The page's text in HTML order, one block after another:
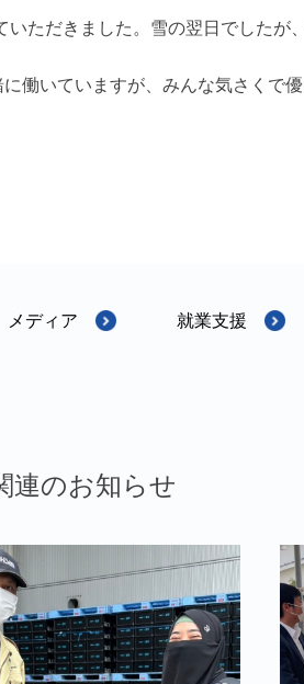
ただきました。雪の翌日でしたが
働いていますが、みんな気さくで
メディア 就業支援
連のお知らせ